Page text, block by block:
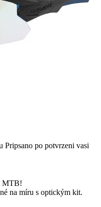
Pripsano po potvrzeni vasi
MTB!
na míru s optickým kit.